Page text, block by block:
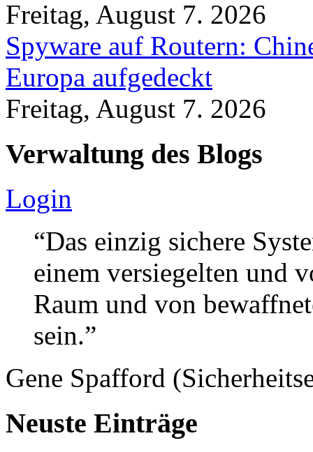
Freitag, August 7. 2026
Spyware auf Routern:
Europa aufgedeckt
Freitag, August 7. 2026
Verwaltung des Blogs
Login
“Das einzig sichere
einem versiegelten und
Raum und von
sein.”
Gene Spafford
Neuste Einträge